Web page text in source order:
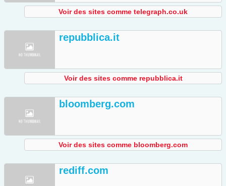
Voir des sites comme telegraph.co.uk
repubblica.it
Voir des sites comme repubblica.it
bloomberg.com
Voir des sites comme bloomberg.com
rediff.com